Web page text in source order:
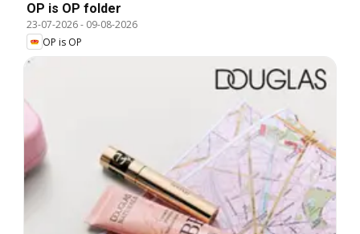
OP is OP folder
23-07-2026- 09-08-2026
OP is OP